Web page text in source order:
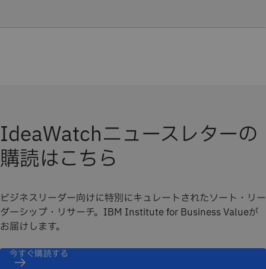
IdeaWatchニュースレターの
購読はこちら
ビジネスリーダー向けに特別にキュレートされたソート・リー
ダーシップ・リサーチ。IBM Institute for Business Valueが
お届けします。
今すぐ購読する